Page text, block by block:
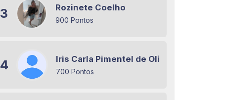
3 Rozinete Coelho
900 Pontos
4 Iris Carla Pimentel de Oliveira Miranda
700 Pontos